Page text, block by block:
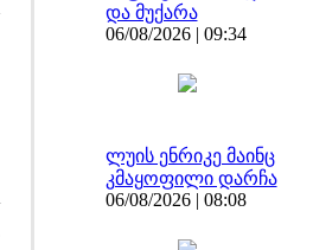
და მუქარა
06/08/2026 | 09:34
ლუის ენრიკე მაინც
კმაყოფილი დარჩა
06/08/2026 | 08:08